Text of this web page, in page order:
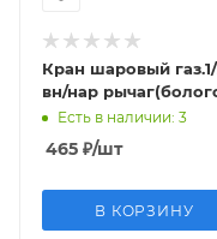
Кран шаровый газ.1/2
вн/нар
Есть в наличии: 3
465 ₽/шт
В КОРЗИНУ